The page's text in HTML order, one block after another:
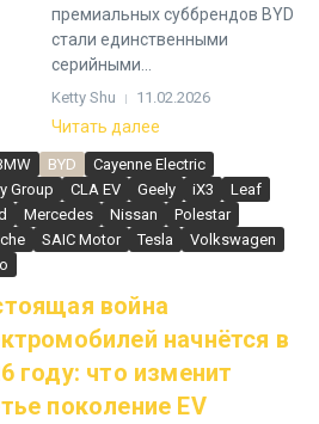
премиальных суббрендов BYD
стали единственными
серийными...
Ketty Shu 11.02.2026
Читать далее
BYD
Cayenne Electric
Group
CLA EV Geely iX3
Leaf
Mercedes Nissan
Polestar
SAIC Motor Tesla
Volkswagen
война
начнётся в
году: что изменит
поколение EV